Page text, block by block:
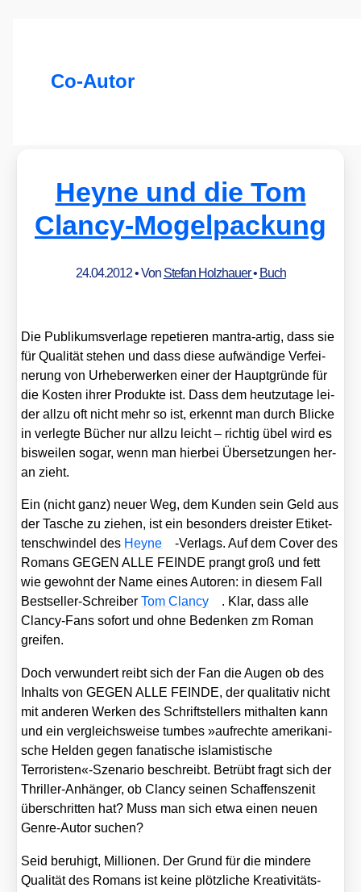
Co-Autor
Heyne und die Tom
Clancy-Mogelpackung
24.04.2012• Von Stefan Holzhauer• Buch
Die Publi­kums­ver­la­ge repe­tie­ren man­tra-artig, dass sie
für Qua­li­tät ste­hen und dass die­se auf­wän­di­ge Ver­fei­
ne­rung von Urhe­ber­wer­ken einer der Haupt­grün­de für
die Kos­ten ihrer Pro­duk­te ist. Dass dem heut­zu­ta­ge lei­
der all­zu oft nicht mehr so ist, erkennt man durch Bli­cke
in ver­leg­te Bücher nur all­zu leicht – rich­tig übel wird es
bis­wei­len sogar, wenn man hier­bei Über­set­zun­gen her­
an zieht.
Ein (nicht ganz) neu­er Weg, dem Kun­den sein Geld aus
der Tasche zu zie­hen, ist ein beson­ders dreis­ter Eti­ket­
ten­schwin­del des Hey­ne
-Ver­lags. Auf dem Cover des
Romans GEGEN ALLE FEINDE prangt groß und fett
wie gewohnt der Name eines Autoren: in die­sem Fall
Best­sel­ler-Schrei­berTom Clan­cy
. Klar, dass alle
Clan­cy-Fans sofort und ohne Beden­ken zm Roman
grei­fen.
Doch ver­wun­dert reibt sich der Fan die Augen ob des
Inhalts von GEGEN ALLE FEINDE, der qua­li­ta­tiv nicht
mit ande­ren Wer­ken des Schrift­stel­lers mit­hal­ten kann
und ein ver­gleichs­wei­se tum­bes »auf­rech­te ame­ri­ka­ni­
sche Hel­den gegen fana­ti­sche isla­mis­ti­sche
Terroristen«-Szenario beschreibt. Betrübt fragt sich der
Thril­ler-Anhän­ger, ob Clan­cy sei­nen Schaf­fensze­nit
über­schrit­ten hat? Muss man sich etwa einen neu­en
Gen­re-Autor suchen?
Seid beru­higt, Mil­lio­nen. Der Grund für die min­de­re
Qua­li­tät des Romans ist kei­ne plötz­li­che Krea­ti­vi­täts­